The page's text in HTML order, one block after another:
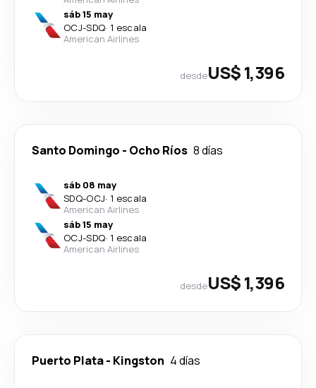
sáb 15 may
OCJ-SDQ· 1 escala
American Airlines
desdeUS$ 1,396
Santo Domingo - Ocho Ríos 8 días
sáb 08 may
SDQ-OCJ· 1 escala
American Airlines
sáb 15 may
OCJ-SDQ· 1 escala
American Airlines
desdeUS$ 1,396
Puerto Plata- Kingston 4 días